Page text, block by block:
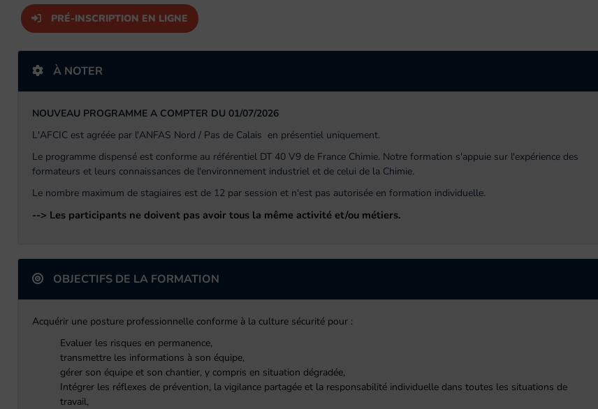
PRÉ-INSCRIPTION EN LIGNE
À NOTER
NOUVEAU PROGRAMME A COMPTER DU 01/07/2026
L'AFCIC est agréée par l'ANFAS Nord / Pas de Calais en présentiel uniquement.
Le programme dispensé est conforme au référentiel DT 40 V9 de France Chimie. Notre formation s'appuie sur l'expérience des
formateurs et leurs connaissances de l'environnement industriel et de celui de la Chimie.
Le nombre maximum de stagiaires est de 12 par session et n'est pas autorisée en formation individuelle.
--> Les participants ne doivent pas avoir tous la même activité et/ou métiers.
OBJECTIFS DE LA FORMATION
Acquérir une posture professionnelle conforme à la culture sécurité pour :
Evaluer les risques en permanence,
transmettre les informations à son équipe,
gérer son équipe et son chantier, y compris en situation dégradée,
Intégrer les réflexes de prévention, la vigilance partagée et la responsabilité individuelle dans toutes les situations de
travail,